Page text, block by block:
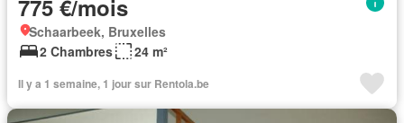
775 €/mois
Schaarbeek, Bruxelles
2 Chambres
24 m²
Il y a 1 semaine, 1 jour sur Rentola.be